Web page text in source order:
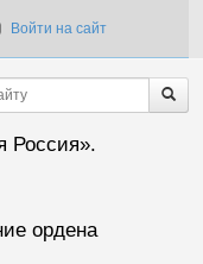
Войти на сайт
Россия».
ордена